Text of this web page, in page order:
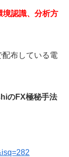
認識、分析方
布している電
のFX極秘手法